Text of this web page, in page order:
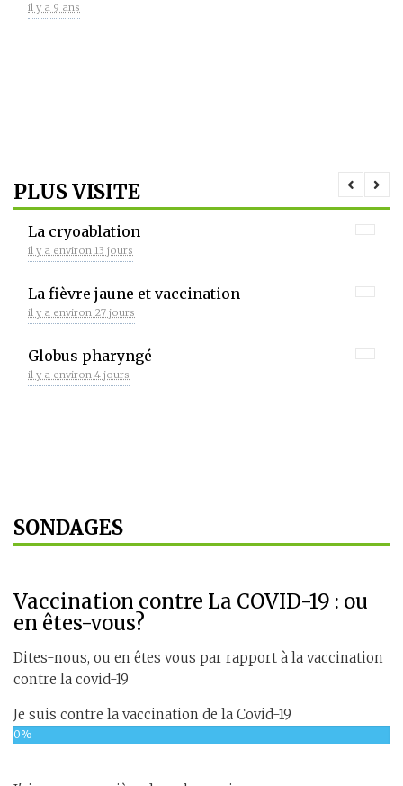
il y a 9 ans
PLUS VISITE
La cryoablation
il y a environ 13 jours
La fièvre jaune et vaccination
il y a environ 27 jours
Globus pharyngé
il y a environ 4 jours
SONDAGES
Vaccination contre La COVID-19 : ou
en êtes-vous?
Dites-nous, ou en êtes vous par rapport à la vaccination
contre la covid-19
Je suis contre la vaccination de la Covid-19
0%